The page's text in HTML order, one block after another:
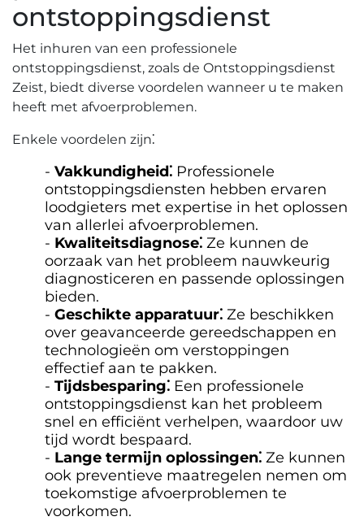
ontstoppingsdienst
Het inhuren van een professionele
ontstoppingsdienst‚ zoals de Ontstoppingsdienst
Zeist‚ biedt diverse voordelen wanneer u te maken
heeft met afvoerproblemen.
Enkele voordelen zijn⁚
Vakkundigheid⁚ Professionele
ontstoppingsdiensten hebben ervaren
loodgieters met expertise in het oplossen
van allerlei afvoerproblemen.
Kwaliteitsdiagnose⁚ Ze kunnen de
oorzaak van het probleem nauwkeurig
diagnosticeren en passende oplossingen
bieden.​
Geschikte apparatuur⁚ Ze beschikken
over geavanceerde gereedschappen en
technologieën om verstoppingen
effectief aan te pakken.
Tijdsbesparing⁚ Een professionele
ontstoppingsdienst kan het probleem
snel en efficiënt verhelpen‚ waardoor uw
tijd wordt bespaard.​
Lange termijn oplossingen⁚ Ze kunnen
ook preventieve maatregelen nemen om
toekomstige afvoerproblemen te
voorkomen.​